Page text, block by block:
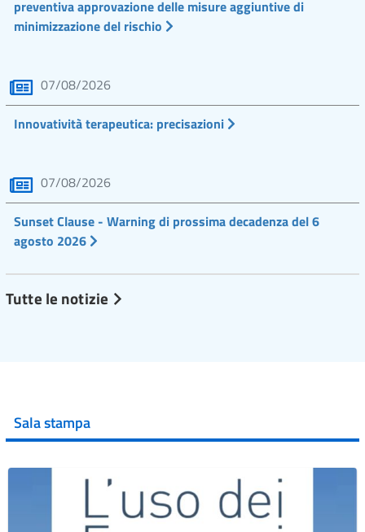
preventiva approvazione delle misure aggiuntive di
minimizzazione del rischio
07/08/2026
Innovatività terapeutica: precisazioni
07/08/2026
Sunset Clause - Warning di prossima decadenza del 6
agosto 2026
Tutte le notizie
Sala stampa